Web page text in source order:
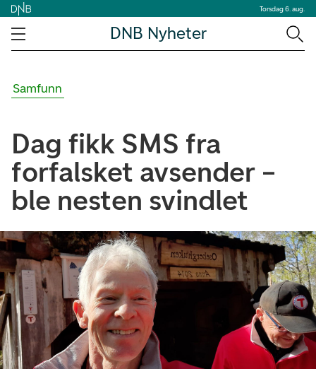
Torsdag 6. aug.
DNB Nyheter
Samfunn
Dag fikk SMS fra
forfalsket avsender –
ble nesten svindlet